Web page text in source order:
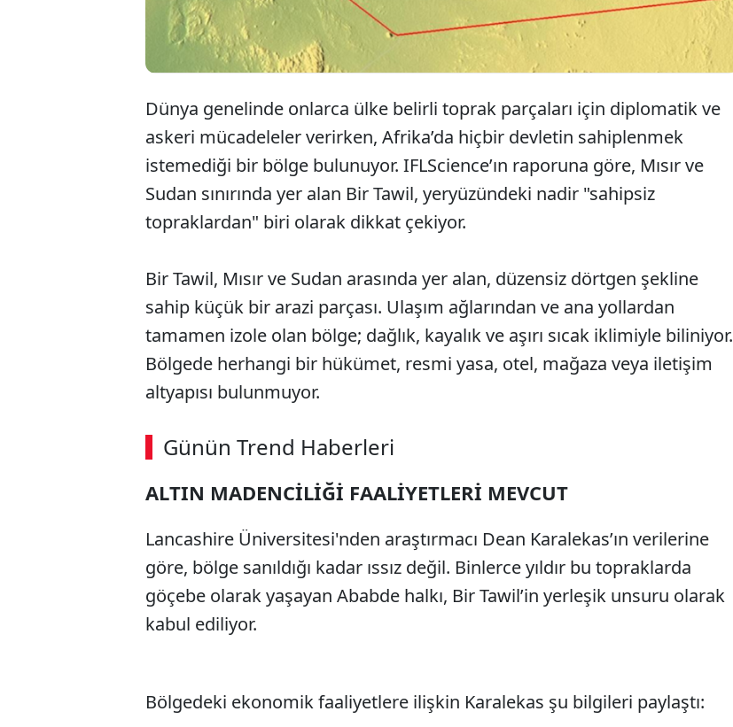
Dünya genelinde onlarca ülke belirli toprak parçaları için diplomatik ve
askeri mücadeleler verirken, Afrika’da hiçbir devletin sahiplenmek
istemediği bir bölge bulunuyor. IFLScience’ın raporuna göre, Mısır ve
Sudan sınırında yer alan Bir Tawil, yeryüzündeki nadir "sahipsiz
topraklardan" biri olarak dikkat çekiyor.
Bir Tawil, Mısır ve Sudan arasında yer alan, düzensiz dörtgen şekline
sahip küçük bir arazi parçası. Ulaşım ağlarından ve ana yollardan
tamamen izole olan bölge; dağlık, kayalık ve aşırı sıcak iklimiyle biliniyor.
Bölgede herhangi bir hükümet, resmi yasa, otel, mağaza veya iletişim
altyapısı bulunmuyor.
Günün Trend Haberleri
ALTIN MADENCİLİĞİ FAALİYETLERİ MEVCUT
Lancashire Üniversitesi'nden araştırmacı Dean Karalekas’ın verilerine
göre, bölge sanıldığı kadar ıssız değil. Binlerce yıldır bu topraklarda
göçebe olarak yaşayan Ababde halkı, Bir Tawil’in yerleşik unsuru olarak
kabul ediliyor.
Bölgedeki ekonomik faaliyetlere ilişkin Karalekas şu bilgileri paylaştı: